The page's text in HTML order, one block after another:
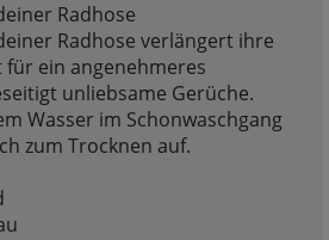
Radhose
Radhose verlängert ihre
ein angenehmeres
unliebsame Gerüche.
Wasser im Schonwaschgang
zum Trocknen auf.